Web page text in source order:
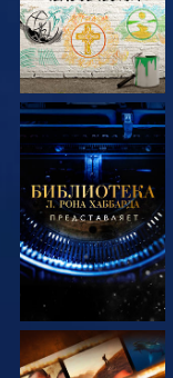
СМОТРЕТЬ
ПЕРЕДАЧИ